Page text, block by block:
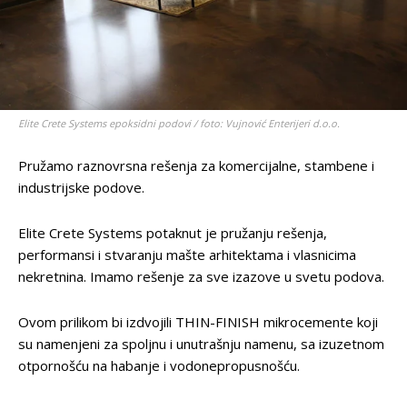
Elite Crete Systems epoksidni podovi / foto: Vujnović Enterijeri d.o.o.
Pružamo raznovrsna rešenja za komercijalne, stambene i
industrijske podove.
Elite Crete Systems potaknut je pružanju rešenja,
performansi i stvaranju mašte arhitektama i vlasnicima
nekretnina. Imamo rešenje za sve izazove u svetu podova.
Ovom prilikom bi izdvojili THIN-FINISH mikrocemente koji
su namenjeni za spoljnu i unutrašnju namenu, sa izuzetnom
otpornošću na habanje i vodonepropusnošću.